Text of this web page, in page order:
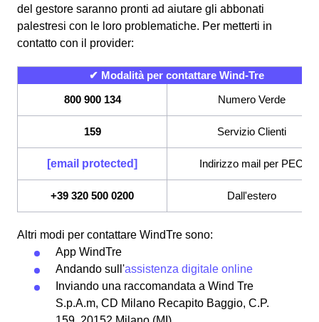
del gestore saranno pronti ad aiutare gli abbonati
palestresi con le loro problematiche. Per metterti in
contatto con il provider:
✔ Modalità per contattare Wind-Tre
800 900 134
Numero Verde
159 Servizio Clienti
[email protected] Indirizzo mail per PEC
+39 320 500 0200 Dall'estero
Altri modi per contattare WindTre sono:
App WindTre
Andando sull'assistenza digitale online
Inviando una raccomandata a Wind Tre
S.p.A.m, CD Milano Recapito Baggio, C.P.